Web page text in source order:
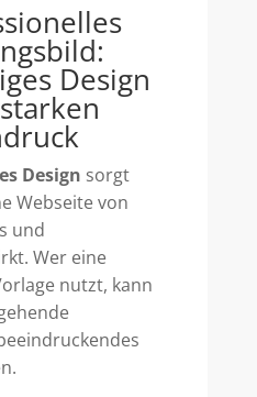
Design
Design sorgt
Webseite von
und
Wer eine
nutzt, kann